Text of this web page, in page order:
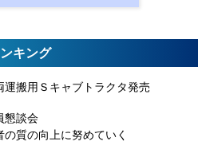
キング
運搬用Ｓキャブトラクタ発売
懇談会
質の向上に努めていく